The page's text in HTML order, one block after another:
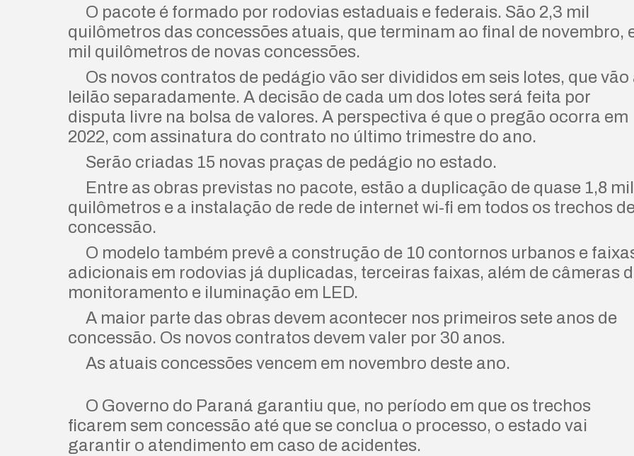
O pacote é formado por rodovias estaduais e federais. São 2,3 mil
quilômetros das concessões atuais, que terminam ao final de novembro,
mil quilômetros de novas concessões.
Os novos contratos de pedágio vão ser divididos em seis lotes, que vão
leilão separadamente. A decisão de cada um dos lotes será feita por
disputa livre na bolsa de valores. A perspectiva é que o pregão ocorra em
2022, com assinatura do contrato no último trimestre do ano.
Serão criadas 15 novas praças de pedágio no estado.
Entre as obras previstas no pacote, estão a duplicação de quase 1,8 mil
quilômetros e a instalação de rede de internet wi-fi em todos os trechos
concessão.
O modelo também prevê a construção de 10 contornos urbanos e
adicionais em rodovias já duplicadas, terceiras faixas, além de câmeras
monitoramento e iluminação em LED.
A maior parte das obras devem acontecer nos primeiros sete anos de
concessão. Os novos contratos devem valer por 30 anos.
As atuais concessões vencem em novembro deste ano.
O Governo do Paraná garantiu que, no período em que os trechos
ficarem sem concessão até que se conclua o processo, o estado vai
garantir o atendimento em caso de acidentes.